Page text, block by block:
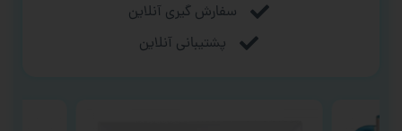
سفارش گیری آنلاین
پشتیبانی آنلاین